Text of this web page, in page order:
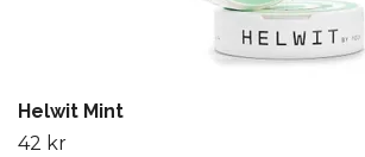
Helwit Mint
42 kr